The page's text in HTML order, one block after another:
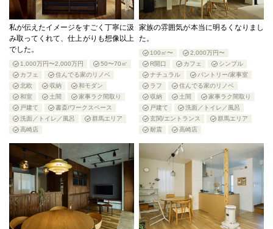
私が伝えたイメージをすごく丁寧に汲
み取ってくれて、仕上がりも想像以上
でした。
1,000万円〜2,000万円
50〜70㎡
カフェ
住んでる家のリノベ
北欧
収納
和モダン
和室
土間
家事ラク間取り
戸建て
書斎/ワークスペース
洗面／トイレ／風呂
群馬エリア
高崎店
家族の雰囲気が本当に明るくなりまし
た。
100㎡〜
2,000万円〜
R開口
カフェ
シンプル
ナチュラル
パントリー/家事室
ラフ
住んでる家のリノベ
収納
土間
家事ラク間取り
戸建て
洗面／トイレ／風呂
玄関/エントランス
群馬エリア
耐震
高崎店